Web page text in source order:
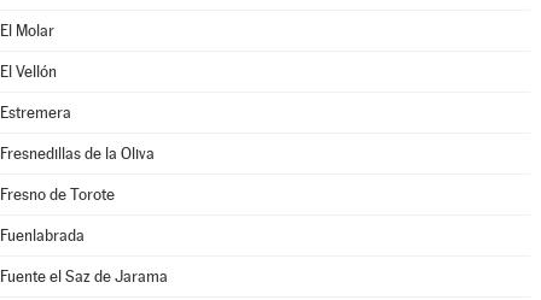
El Molar
El Vellón
Estremera
Fresnedillas de la Oliva
Fresno de Torote
Fuenlabrada
Fuente el Saz de Jarama